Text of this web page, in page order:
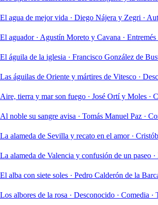
El agua de mejor vida · Diego Nájera y Zegri ·
El aguador · Agustín Moreto y Cavana · Entremés
El águila de la iglesia · Francisco González de
Las águilas de Oriente y mártires de Vitesco ·
Aire, tierra y mar son fuego · José Ortí y Moles ·
Al noble su sangre avisa · Tomás Manuel Paz ·
La alameda de Sevilla y recato en el amor ·
La alameda de Valencia y confusión de un paseo ·
El alba con siete soles · Pedro Calderón de la
Los albores de la rosa · Desconocido · Comedia ·